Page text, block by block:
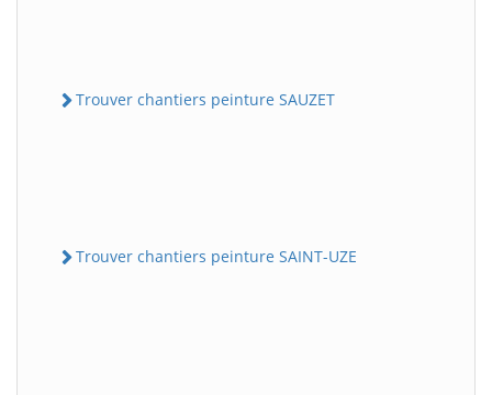
Trouver chantiers peinture SAUZET
Trouver chantiers peinture SAINT-UZE